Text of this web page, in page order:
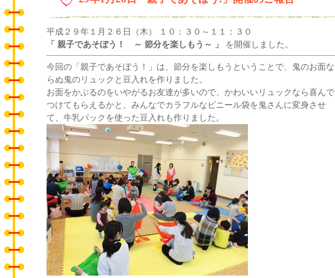
平成２９年１月２６日（木） １０：３０～１１：３０
「 親子であそぼう！ ～ 節分を楽しもう ～ 」 を開催しました。
今回の「親子であそぼう！」は、節分を楽しもうということで、鬼のお面な
らぬ鬼のリュックと豆入れを作りました。
お面をかぶるのをいやがるお友達が多いので、かわいいリュックなら喜んで
つけてもらえるかと、みんなでカラフルなビニール袋を鬼さんに変身させ
て、牛乳パックを使った豆入れも作りました。